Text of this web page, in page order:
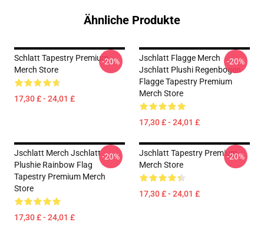
Ähnliche Produkte
Schlatt Tapestry Premium
Merch Store
17,30 £ - 24,01 £
-20%
Jschlatt Flagge Merch
Jschlatt Plushi Regenbogen
Flagge Tapestry Premium
Merch Store
17,30 £ - 24,01 £
-20%
Jschlatt Merch Jschlatt
Plushie Rainbow Flag
Tapestry Premium Merch
Store
17,30 £ - 24,01 £
-20%
Jschlatt Tapestry Premium
Merch Store
17,30 £ - 24,01 £
-20%